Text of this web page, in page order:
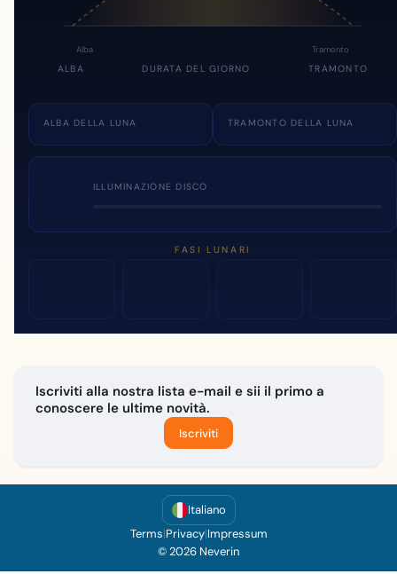
Alba Tramonto
ALBA DURATA DEL GIORNO TRAMONTO
ALBA DELLA LUNA TRAMONTO DELLA LUNA
ILLUMINAZIONE DISCO
FASI LUNARI
Iscriviti alla nostra lista e-mail e sii il primo a
conoscere le ultime novità.
Iscriviti
Italiano
Terms|Privacy|Impressum
© 2026 Neverin